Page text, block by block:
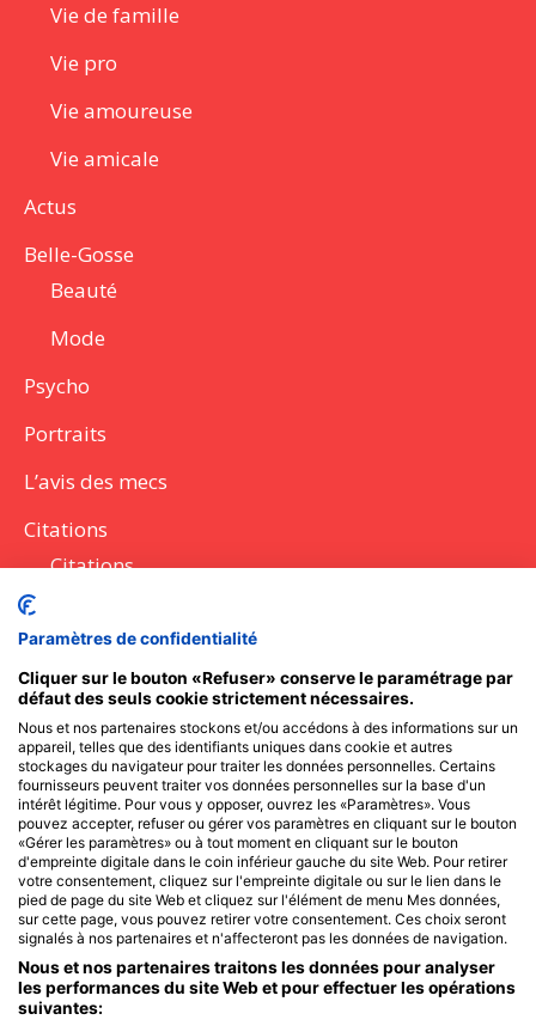
Vie de famille
Vie pro
Vie amoureuse
Vie amicale
Actus
Belle-Gosse
Beauté
Mode
Psycho
Portraits
L’avis des mecs
Citations
Citations
Questions à poser
Messages SMS
Recevoir l'actu des Frangines
Reste informé des meilleurs articles et nouveautés avec
seulement 1 e-mail par mois.
Paramètres de confidentialité
Cliquer sur le bouton «Refuser» conserve le paramétrage par
défaut des seuls cookie strictement nécessaires.
Nous et nos partenaires stockons et/ou accédons à des informations sur un
appareil, telles que des identifiants uniques dans cookie et autres
stockages du navigateur pour traiter les données personnelles. Certains
fournisseurs peuvent traiter vos données personnelles sur la base d'un
intérêt légitime. Pour vous y opposer, ouvrez les «Paramètres». Vous
pouvez accepter, refuser ou gérer vos paramètres en cliquant sur le bouton
«Gérer les paramètres» ou à tout moment en cliquant sur le bouton
d'empreinte digitale dans le coin inférieur gauche du site Web. Pour retirer
votre consentement, cliquez sur l'empreinte digitale ou sur le lien dans le
pied de page du site Web et cliquez sur l'élément de menu Mes données,
sur cette page, vous pouvez retirer votre consentement. Ces choix seront
signalés à nos partenaires et n'affecteront pas les données de navigation.
Nous et nos partenaires traitons les données pour analyser
les performances du site Web et pour effectuer les opérations
suivantes: